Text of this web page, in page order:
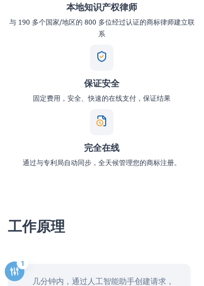
本地知识产权律师
与 190 多个国家/地区的 800 多位经过认证的商标律师建立联
系
保证安全
固定费用，安全、快速的在线支付，保证结果
完全在线
通过与专利局自动同步，全天候管理您的商标注册。
工作原理
几分钟内，通过人工智能助手创建请求，